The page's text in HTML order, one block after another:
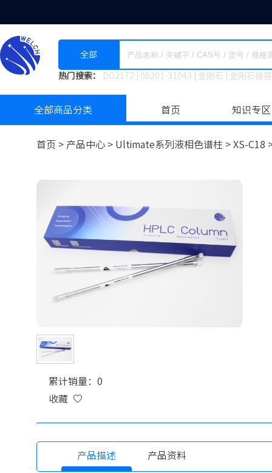
全部
热门搜索： DO2172 00201-31043 金刚石 金刚石镀
全部商品分类 首页 知识专区
首页 > 产品中心 > Ultimate系列液相色谱柱 > XS-C18
累计销量：0
收藏
产品描述 产品资料